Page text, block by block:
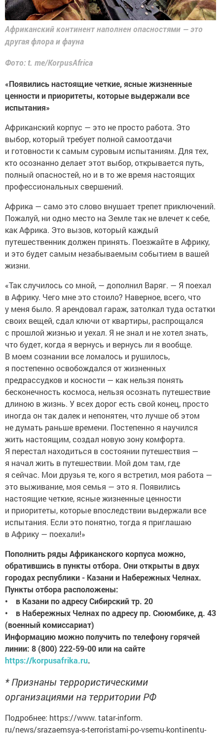
Африканский континент наполнен опасностями — это
другая флора и фауна
Фото: t. me/KorpusAfrica
«Появились настоящие четкие, ясные жизненные
ценности и приоритеты, которые выдержали все
испытания»
Африканский корпус — это не просто работа. Это
выбор, который требует полной самоотдачи
и готовности к самым суровым испытаниям. Для тех,
кто осознанно делает этот выбор, открывается путь,
полный опасностей, но и в то же время настоящих
профессиональных свершений.
Африка — само это слово внушает трепет приключений.
Пожалуй, ни одно место на Земле так не влечет к себе,
как Африка. Это вызов, который каждый
путешественник должен принять. Поезжайте в Африку,
и это будет самым незабываемым событием в вашей
жизни.
«Так случилось со мной, — дополнил Варяг. — Я поехал
в Африку. Чего мне это стоило? Наверное, всего, что
у меня было. Я арендовал гараж, затолкал туда остатки
своих вещей, сдал ключи от квартиры, распрощался
с прошлой жизнью и уехал. Я не знал и не хотел знать,
что будет, когда я вернусь и вернусь ли я вообще.
В моем сознании все ломалось и рушилось,
я постепенно освобождался от жизненных
предрассудков и косности — как нельзя понять
бесконечность космоса, нельзя осознать путешествие
длиною в жизнь. У всех дорог есть свой конец, просто
иногда он так далек и непонятен, что лучше об этом
не думать раньше времени. Постепенно я научился
жить настоящим, создал новую зону комфорта.
Я перестал находиться в состоянии путешествия —
я начал жить в путешествии. Мой дом там, где
я сейчас. Мои друзья те, кого я встретил, моя работа —
это выживание, моя семья — это я. Появились
настоящие четкие, ясные жизненные ценности
и приоритеты, которые впоследствии выдержали все
испытания. Если это понятно, тогда я приглашаю
в Африку — поехали!»
Пополнить ряды Африканского корпуса можно,
обратившись в пункты отбора. Они открыты в двух
городах республики - Казани и Набережных Челнах.
Пункты отбора расположены:
• в Казани по адресу Сибирский тр. 20
• в Набережных Челнах по адресу пр. Сююмбике, д. 43
(военный комиссариат)
Информацию можно получить по телефону горячей
линии: 8 (800) 222-59-00 или на сайте
https://korpusafrika.ru.
* Признаны террористическими
организациями на территории РФ
Подробнее: https://www. tatar-inform.
ru/news/srazaemsya-s-terroristami-po-vsemu-kontinentu-